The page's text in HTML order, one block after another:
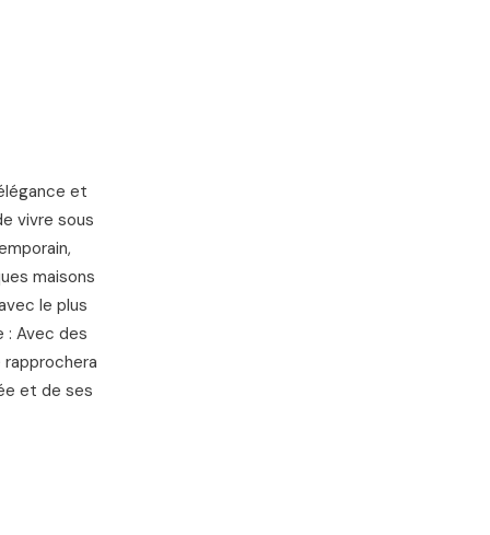
et
vivre sous
maisons
le plus
: Avec des
et de ses